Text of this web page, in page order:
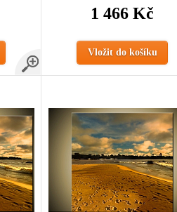
1 466 Kč
Vložit do košíku